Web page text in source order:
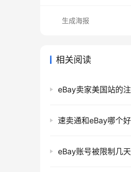
生成海报
相关阅读
eBay卖家美国站的
速卖通和eBay哪个
eBay账号被限制几